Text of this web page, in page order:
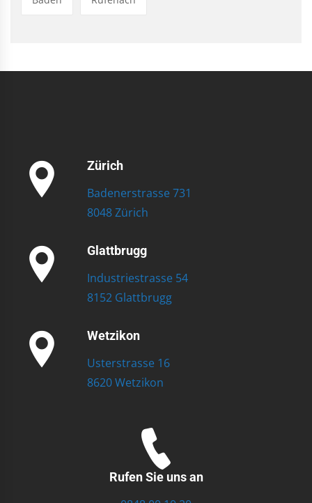
Zürich
Badenerstrasse 731
8048 Zürich
Glattbrugg
Industriestrasse 54
8152 Glattbrugg
Wetzikon
Usterstrasse 16
8620 Wetzikon
Rufen Sie uns an